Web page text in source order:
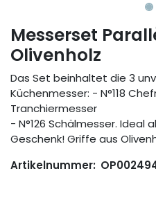
Messerset
Olivenholz
Das Set beinhaltet die 3
Küchenmesser: - N°118
Tranchiermesser
- N°126 Schälmesser. Ideal
Geschenk! Griffe aus
Artikelnummer: